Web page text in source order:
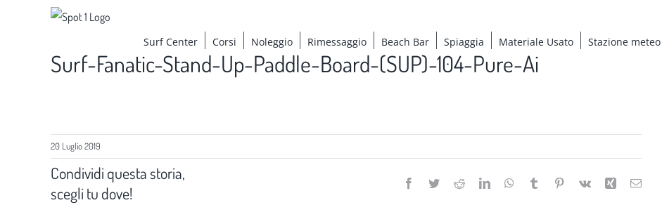
Surf Center Corsi Noleggio Rimessaggio Beach Bar Spiaggia Materiale Usato Stazione meteo
Surf-Fanatic-Stand-Up-Paddle-Board-(SUP)-104-Pure-Ai
20 Luglio 2019
Condividi questa storia,
scegli tu dove!
Facebook
TwitterRedditLinkedInWhatsApp
Tumblr Pinterest
Vk Xing Email